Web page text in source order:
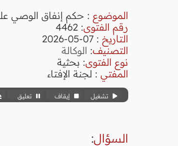
الموضوع : حكم إنفاق الوصي
رقم الفتوى:
4462
التاريخ : 07-05-2026
التصنيف: الوكالة
نوع الفتوى: بحثية
المفتي : لجنة الإفتاء
تشغيل إيقاف تعليق
السؤال: